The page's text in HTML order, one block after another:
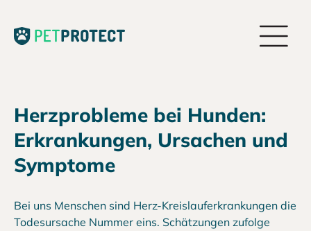
Herzprobleme bei Hunden:
Erkrankungen, Ursachen und
Symptome
Bei uns Menschen sind Herz-Kreislauferkrankungen die
Todesursache Nummer eins. Schätzungen zufolge